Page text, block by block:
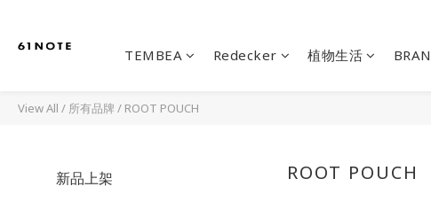
TEMBEA Redecker 植物生活
View All / 所有品牌 / ROOT POUCH
新品上架
ROOT POUCH